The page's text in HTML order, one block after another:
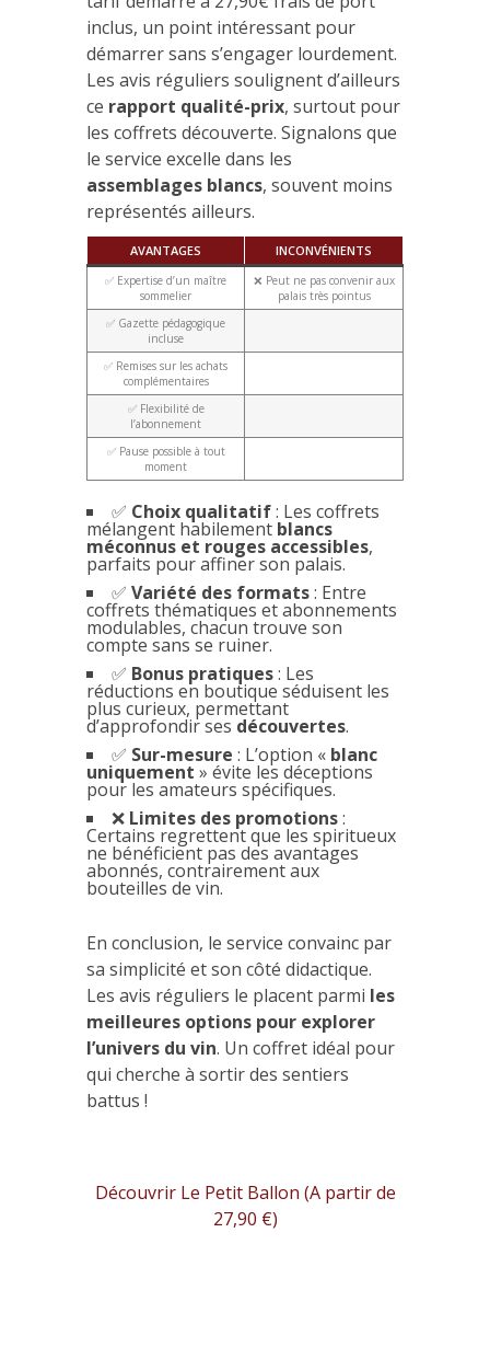
inclus, un point intéressant pour
démarrer sans s’engager lourdement.
Les avis réguliers soulignent d’ailleurs
ce rapport qualité-prix, surtout pour
les coffrets découverte. Signalons que
le service excelle dans les
assemblages blancs, souvent moins
représentés ailleurs.
AVANTAGES INCONVÉNIENTS
✅ Expertise d’un maître
sommelier
❌ Peut ne pas convenir aux
palais très pointus
✅ Gazette pédagogique
incluse
✅ Remises sur les achats
complémentaires
✅ Flexibilité de
l’abonnement
✅ Pause possible à tout
moment
✅ Choix qualitatif: Les coffrets
mélangent habilement blancs
méconnus et rouges accessibles,
parfaits pour affiner son palais.
✅ Variété des formats: Entre
coffrets thématiques et abonnements
modulables, chacun trouve son
compte sans se ruiner.
✅ Bonus pratiques: Les
réductions en boutique séduisent les
plus curieux, permettant
d’approfondir ses découvertes.
✅ Sur-mesure : L’option « blanc
uniquement » évite les déceptions
pour les amateurs spécifiques.
❌ Limites des promotions:
Certains regrettent que les spiritueux
ne bénéficient pas des avantages
abonnés, contrairement aux
bouteilles de vin.
En conclusion, le service convainc par
sa simplicité et son côté didactique.
Les avis réguliers le placent parmi les
meilleures options pour explorer
l’univers du vin. Un coffret idéal pour
qui cherche à sortir des sentiers
battus !
Découvrir Le Petit Ballon (A partir de
27,90 €)